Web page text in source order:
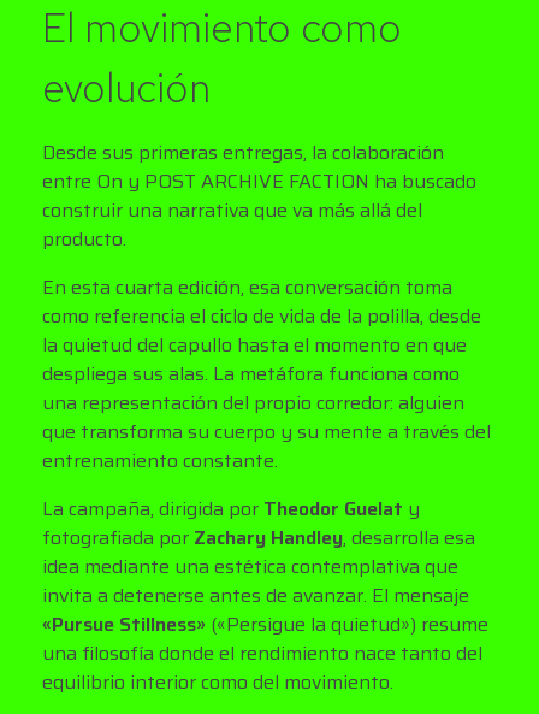
El movimiento como
evolución
Desde sus primeras entregas, la colaboración
entre On y POST ARCHIVE FACTION ha buscado
construir una narrativa que va más allá del
producto.
En esta cuarta edición, esa conversación toma
como referencia el ciclo de vida de la polilla, desde
la quietud del capullo hasta el momento en que
despliega sus alas. La metáfora funciona como
una representación del propio corredor: alguien
que transforma su cuerpo y su mente a través del
entrenamiento constante.
La campaña, dirigida por Theodor Guelat y
fotografiada por Zachary Handley, desarrolla esa
idea mediante una estética contemplativa que
invita a detenerse antes de avanzar. El mensaje
«Pursue Stillness» («Persigue la quietud») resume
una filosofía donde el rendimiento nace tanto del
equilibrio interior como del movimiento.